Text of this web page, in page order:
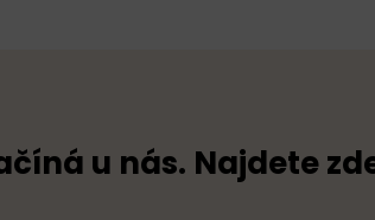
u nás. Najdete